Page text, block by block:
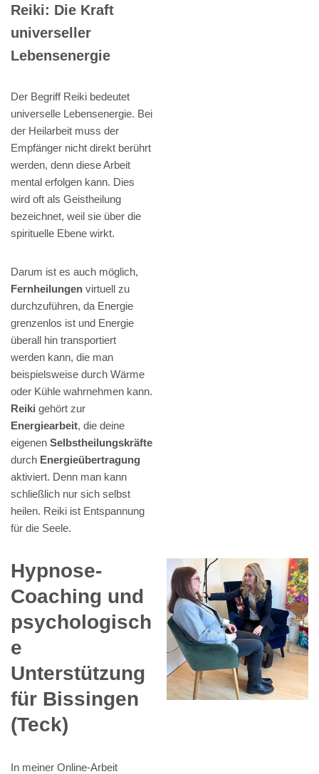
Reiki: Die Kraft
universeller
Lebensenergie
Der Begriff Reiki bedeutet
universelle Lebensenergie. Bei
der Heilarbeit muss der
Empfänger nicht direkt berührt
werden, denn diese Arbeit
mental erfolgen kann. Dies
wird oft als Geistheilung
bezeichnet, weil sie über die
spirituelle Ebene wirkt.
Darum ist es auch möglich,
Fernheilungen virtuell zu
durchzuführen, da Energie
grenzenlos ist und Energie
überall hin transportiert
werden kann, die man
beispielsweise durch Wärme
oder Kühle wahrnehmen kann.
Reiki gehört zur
Energiearbeit, die deine
eigenen Selbstheilungskräfte
durch Energieübertragung
aktiviert. Denn man kann
schließlich nur sich selbst
heilen. Reiki ist Entspannung
für die Seele.
Hypnose-
Coaching und
psychologisch
e
Unterstützung
für Bissingen
(Teck)
In meiner Online-Arbeit